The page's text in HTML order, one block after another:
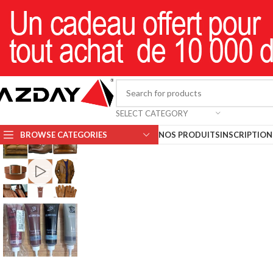
SELECT CATEGORY
BROWSE CATEGORIES NOS PRODUITSINSCRIPTION